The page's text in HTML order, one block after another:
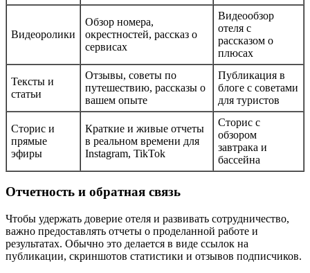
Видеоролики
Обзор номера,
окрестностей, рассказ о
сервисах
Видеообзор
отеля с
рассказом о
плюсах
Тексты и
статьи
Отзывы, советы по
путешествию, рассказы о
вашем опыте
Публикация в
блоге с советами
для туристов
Сторис и
прямые
эфиры
Краткие и живые отчеты
в реальном времени для
Instagram, TikTok
Сторис с
обзором
завтрака и
бассейна
Отчетность и обратная связь
Чтобы удержать доверие отеля и развивать сотрудничество,
важно предоставлять отчеты о проделанной работе и
результатах. Обычно это делается в виде ссылок на
публикации, скриншотов статистики и отзывов подписчиков.